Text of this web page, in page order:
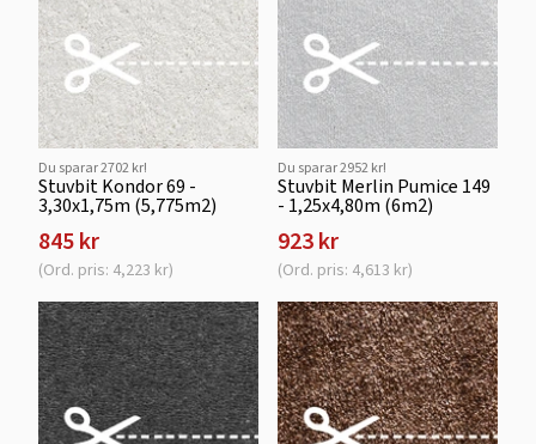
Du sparar 2702 kr!
Stuvbit Kondor 69 -
3,30x1,75m (5,775m2)
845 kr
(Ord. pris: 4,223 kr)
Du sparar 2952 kr!
Stuvbit Merlin Pumice 149
- 1,25x4,80m (6m2)
923 kr
(Ord. pris: 4,613 kr)